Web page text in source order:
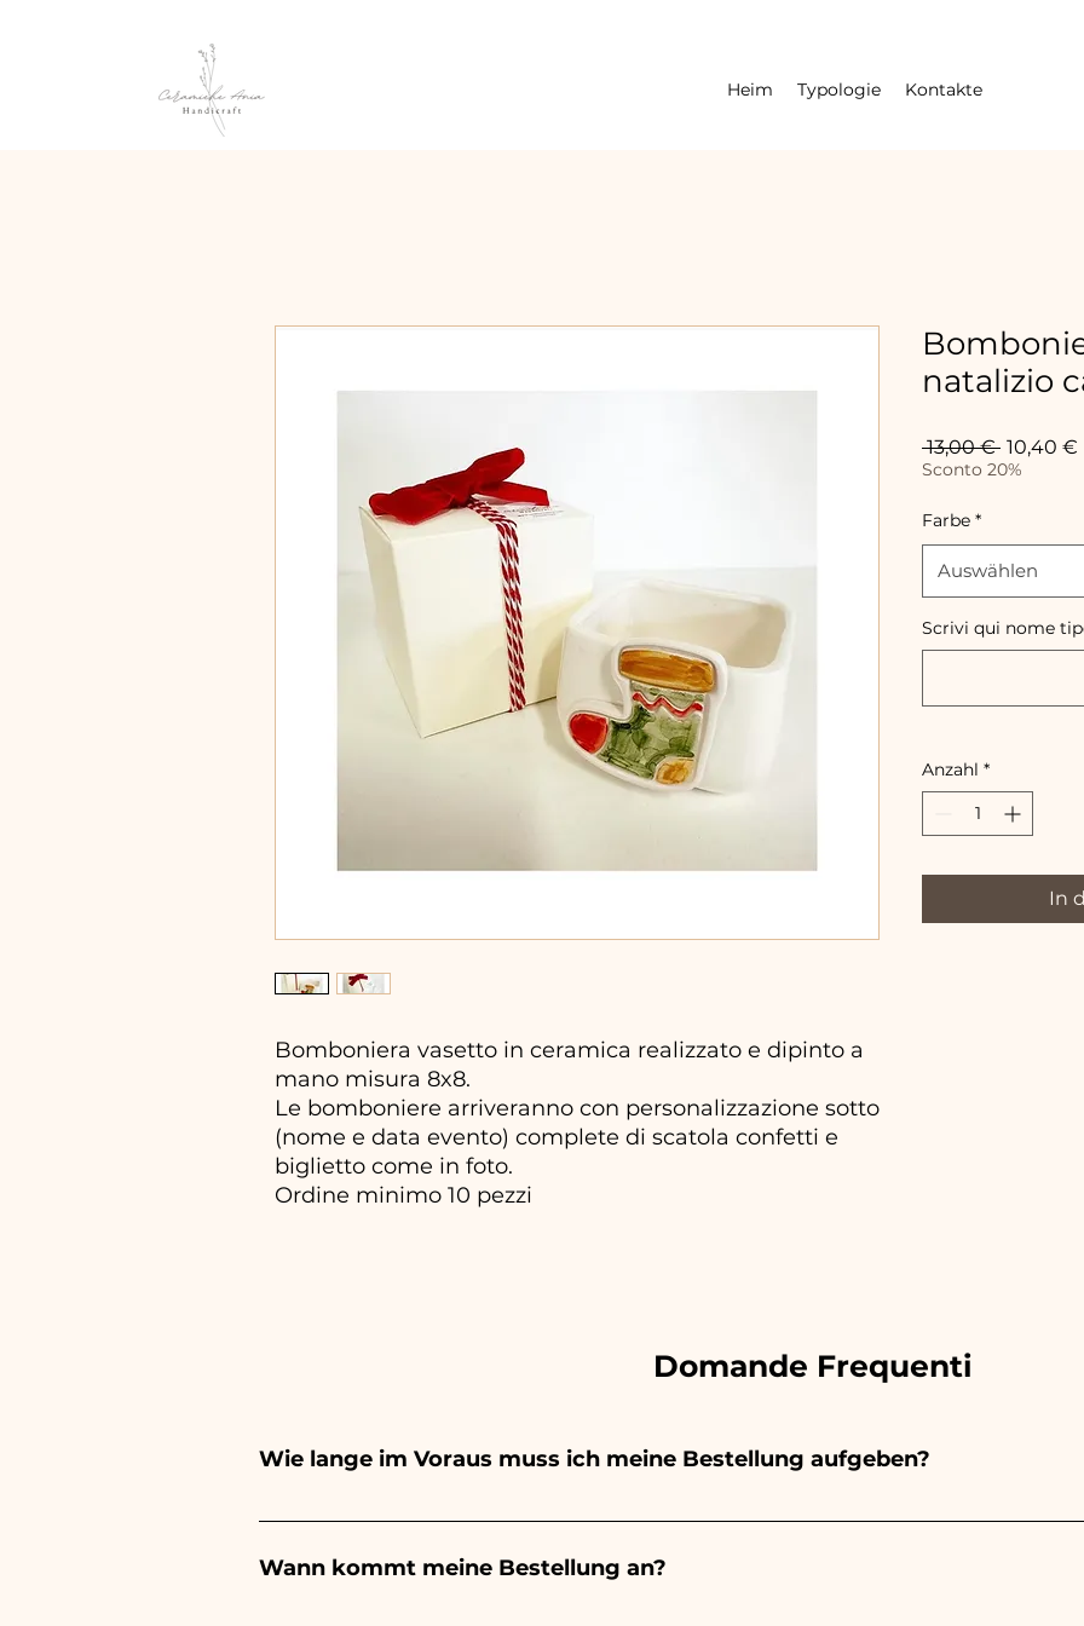
Heim Typologie Kontakte
Bomboniera vasetto in ceramica realizzato e dipinto a
mano misura 8x8.
Le bomboniere arriveranno con personalizzazione sotto
(nome e data evento) complete di scatola confetti e
biglietto come in foto.
Ordine minimo 10 pezzi
natalizio
13,00 € 10,40 €
Sconto 20%
Farbe *
Auswählen
Scrivi qui nome
Anzahl *
In
Domande Frequenti
Wie lange im Voraus muss ich meine Bestellung aufgeben?
Ceramiche Ania kreiert und bemalt vollständig von Hand, daher dauert ihre
Ihrer Veranstaltung aufzugeben. Wenn Ihre Veranstaltung vor den angegebenen
Wann kommt meine Bestellung an?